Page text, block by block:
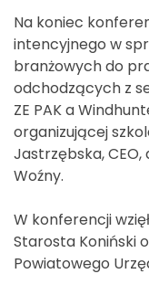
Na koniec
intencyjnego w
branżowych do
odchodzących z
ZE PAK a
organizującej
Jastrzębska, CEO,
Woźny.
W konferencji
Starosta Koniński
Powiatowego